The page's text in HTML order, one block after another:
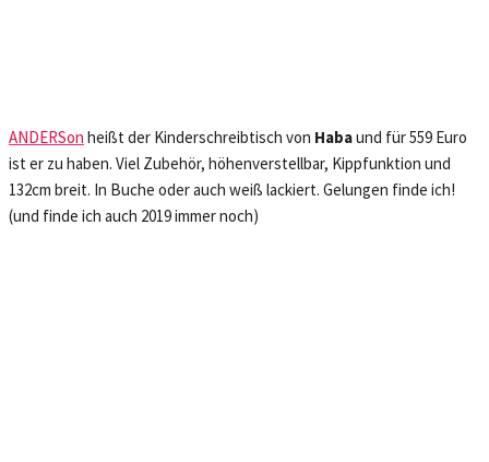
ANDERSon heißt der Kinderschreibtisch von Habaund für 559 Euro
ist er zu haben. Viel Zubehör, höhenverstellbar, Kippfunktion und
132cm breit. In Buche oder auch weiß lackiert. Gelungen finde ich!
(und finde ich auch 2019 immer noch)